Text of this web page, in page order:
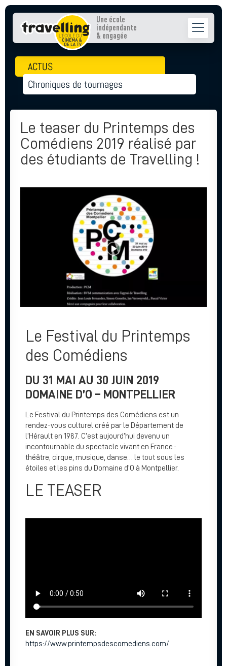
Une école
indépendante
& engagée
ACTUS
Chroniques de tournages
Le teaser du Printemps des
Comédiens 2019 réalisé par
des étudiants de Travelling !
Le Festival du Printemps
des Comédiens
DU 31 MAI AU 30 JUIN 2019
DOMAINE D’O – MONTPELLIER
Le Festival du Printemps des Comédiens est un
rendez-vous culturel créé par le Département de
l’Hérault en 1987. C’est aujourd’hui devenu un
incontournable du spectacle vivant en France :
théâtre, cirque, musique, danse… le tout sous les
étoiles et les pins du Domaine d’O à Montpellier.
LE TEASER
EN SAVOIR PLUS SUR:
https://www.printempsdescomediens.com/